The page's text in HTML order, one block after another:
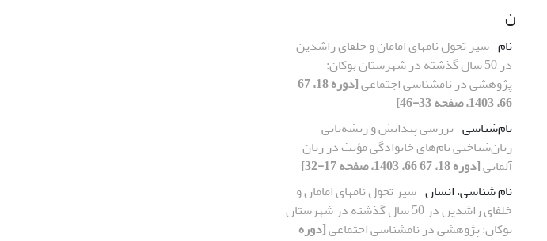
ن
نام­ سیر تحول نام­های امامان و خلفای راشدین
در 50 سال گذشته در شهرستان بوکان:
پژوهشی در نام­شناسی اجتماعی
[دوره 18، 67
66، 1403، صفحه 33-46]
نام‌شناسی بررسی پیدایش و ریشه‌یابی
زبان‌شناختی نام‌های خانوادگی مؤنث در زبان
آلمانی[دوره 18، 67 66، 1403، صفحه 17-32]
نام شناسی، انسان­ سیر تحول نام­های امامان و
خلفای راشدین در 50 سال گذشته در شهرستان
بوکان: پژوهشی در نام­شناسی اجتماعی[دوره